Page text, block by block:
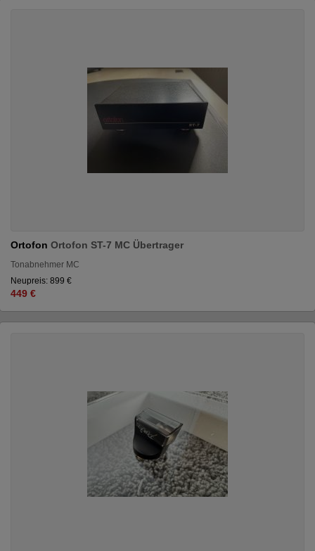
Ortofon Ortofon ST-7 MC Übertrager
Tonabnehmer MC
Neupreis: 899 €
449 €